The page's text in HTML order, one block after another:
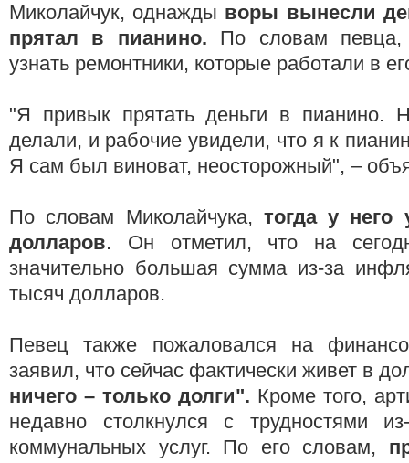
Миколайчук, однажды воры вынесли
прятал в пианино. По словам певца,
узнать ремонтники, которые работали в
"Я привык прятать деньги в пианино.
делали, и рабочие увидели, что я к
Я сам был виноват, неосторожный", –
По словам Миколайчука, тогда у него
долларов. Он отметил, что на
значительно большая сумма из-за
тысяч долларов.
Певец также пожаловался на
заявил, что сейчас фактически живет в
ничего – только долги". Кроме того,
недавно столкнулся с трудностями
коммунальных услуг. По его словам,